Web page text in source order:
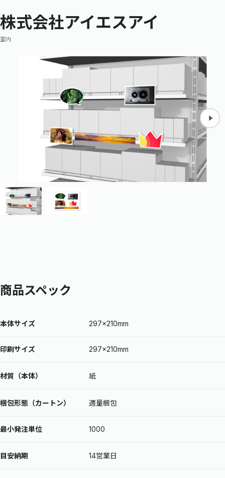
株式会社アイエスアイ
室内
商品スペック
本体サイズ 297×210mm
印刷サイズ 297×210mm
材質（本体） 紙
梱包形態（カートン） 適量梱包
最小発注単位 1000
目安納期 14営業日